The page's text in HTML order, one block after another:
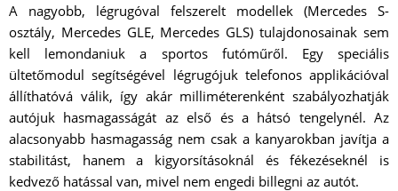
A nagyobb, légrugóval felszerelt modellek (Mercedes S-
osztály, Mercedes GLE, Mercedes GLS) tulajdonosainak sem
kell lemondaniuk a sportos futóműről. Egy speciális
ültetőmodul segítségével légrugójuk telefonos applikációval
állíthatóvá válik, így akár milliméterenként szabályozhatják
autójuk hasmagasságát az első és a hátsó tengelynél. Az
alacsonyabb hasmagasság nem csak a kanyarokban javítja a
stabilitást, hanem a kigyorsításoknál és fékezéseknél is
kedvező hatással van, mivel nem engedi billegni az autót.